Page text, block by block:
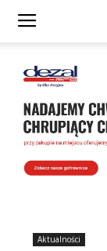
Aktualności